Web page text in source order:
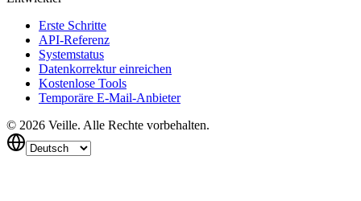
Erste Schritte
API-Referenz
Systemstatus
Datenkorrektur einreichen
Kostenlose Tools
Temporäre E-Mail-Anbieter
© 2026 Veille. Alle Rechte vorbehalten.